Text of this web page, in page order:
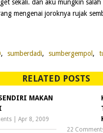
sekali. dan aku mungkin
mengenai joroknya rujak
, sumberdadi, sumbergempol ,
RELATED POSTS
MAKAN
|Apr 8, 2009
22